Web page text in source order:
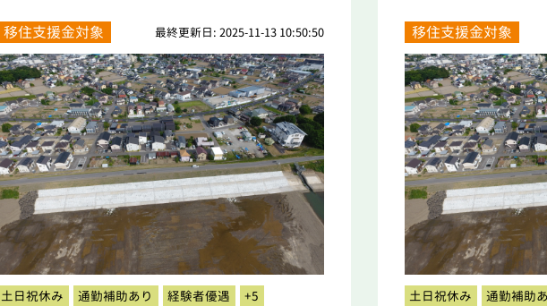
移住支援金対象 最終更新日: 2025-11-13 10:50:50
土日祝休み 通勤補助あり 経験者優遇 +5
移住支援金対象
土日祝休み 通勤補助